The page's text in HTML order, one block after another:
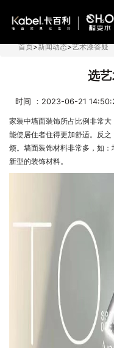
首页>新闻动态>艺术漆答疑
选
时间 ：2023-06-21
家装中墙面装饰所占比例非常
能使居住者住得更加舒适。反
烦。墙面装饰材料非常多，如
新型的装饰材料。